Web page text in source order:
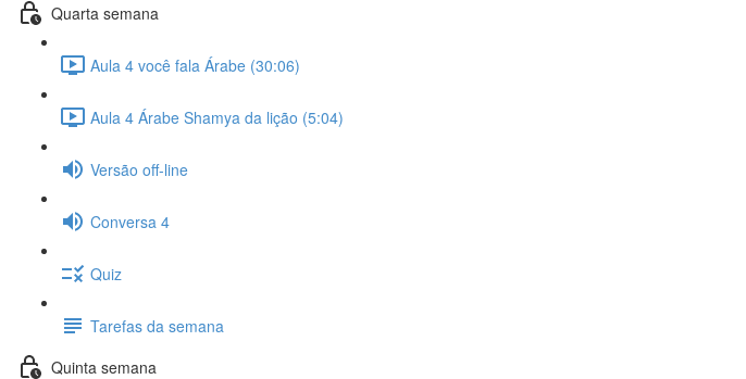
Quarta semana
Aula 4 você fala Árabe (30:06)
Aula 4 Árabe Shamya da lição (5:04)
Versão off-line
Conversa 4
Quiz
Tarefas da semana
Quinta semana